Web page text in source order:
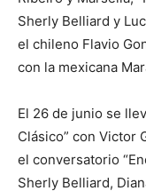
Sherly Belliard y
el chileno Flavio
con la mexicana
El 26 de junio se
Clásico” con Victor
el conversatorio
Sherly Belliard,